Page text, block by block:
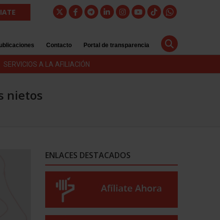
Contacto Portal de transparencia
SERVICIOS A LA AFILIACIÓN
nietos
ENLACES DESTACADOS